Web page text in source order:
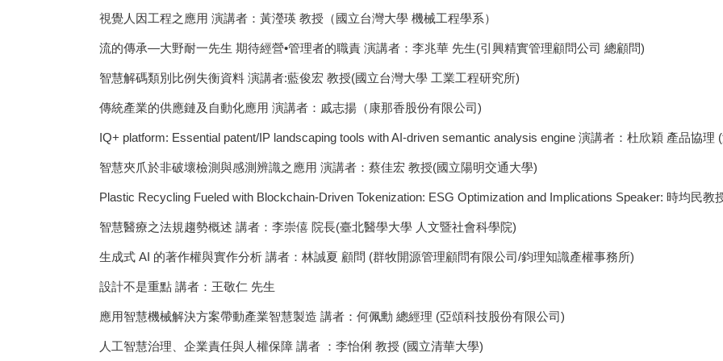
視覺人因工程之應用 演講者：黃瀅瑛 教授（國立台灣大學 機械工程學系）
流的傳承—大野耐一先生 期待經營•管理者的職責 演講者：李兆華 先生(引興精實管理顧問公司 總顧問)
智慧解碼類別比例失衡資料 演講者:藍俊宏 教授(國立台灣大學 工業工程研究所)
傳統產業的供應鏈及自動化應用 演講者：戚志揚（康那香股份有限公司)
IQ+ platform: Essential patent/IP landscaping tools with AI-driven semantic analysis engine 演講者：杜欣穎 產品協理
智慧夾爪於非破壞檢測與感測辨識之應用 演講者：蔡佳宏 教授(國立陽明交通大學)
Plastic Recycling Fueled with Blockchain-Driven Tokenization: ESG Optimization and Implications Speaker: 時均民教
智慧醫療之法規趨勢概述 講者：李崇僖 院長(臺北醫學大學 人文暨社會科學院)
生成式 AI 的著作權與實作分析 講者：林誠夏 顧問 (群牧開源管理顧問有限公司/鈞理知識產權事務所)
設計不是重點 講者：王敬仁 先生
應用智慧機械解決方案帶動產業智慧製造 講者：何佩勳 總經理 (亞頌科技股份有限公司)
人工智慧治理、企業責任與人權保障 講者 ：李怡俐 教授 (國立清華大學)